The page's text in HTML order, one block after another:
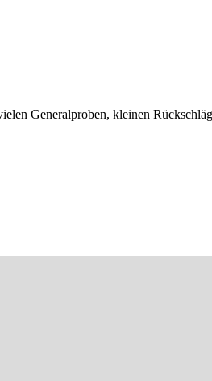
Generalproben, kleinen